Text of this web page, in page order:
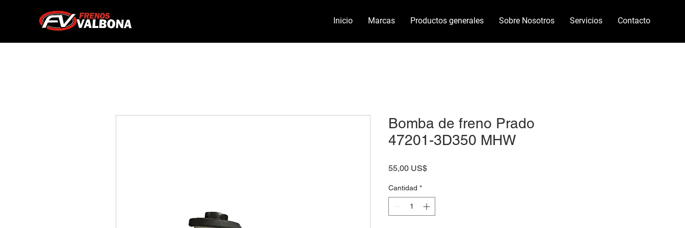
Inicio Marcas Productos generales Sobre Nosotros Servicios Contacto
Bomba de freno Prado
47201-3D350 MHW
55,00 US$Precio
Cantidad *